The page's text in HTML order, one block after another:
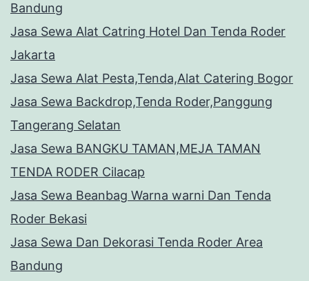
Bandung
Jasa Sewa Alat Catring Hotel Dan Tenda Roder
Jakarta
Jasa Sewa Alat Pesta,Tenda,Alat Catering Bogor
Jasa Sewa Backdrop,Tenda Roder,Panggung
Tangerang Selatan
Jasa Sewa BANGKU TAMAN,MEJA TAMAN
TENDA RODER Cilacap
Jasa Sewa Beanbag Warna warni Dan Tenda
Roder Bekasi
Jasa Sewa Dan Dekorasi Tenda Roder Area
Bandung